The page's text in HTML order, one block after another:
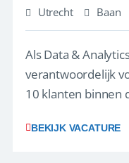
Utrecht Baan
Als Data &
verantwoordelijk
10 klanten binnen
attractieparken en
BEKIJK VACATURE